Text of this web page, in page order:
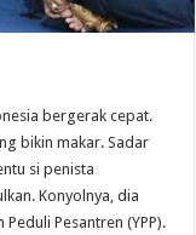
bergerak cepat.
bikin makar. Sadar
si penista
Konyolnya, dia
Pesantren (YPP).